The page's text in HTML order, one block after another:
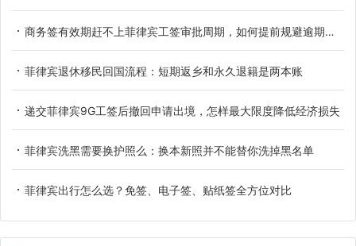
商务签有效期赶不上菲律宾工签审批周期，如何提前规避逾期滞留
菲律宾退休移民回国流程：短期返乡和永久退籍是两本账
递交菲律宾9G工签后撤回申请出境，怎样最大限度降低经济损失
菲律宾洗黑需要换护照么：换本新照并不能替你洗掉黑名单
菲律宾出行怎么选？免签、电子签、贴纸签全方位对比